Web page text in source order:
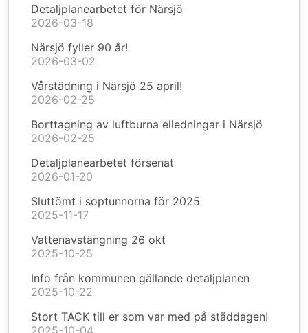
Detaljplanearbetet för Närsjö
2026-03-18
Närsjö fyller 90 år!
2026-03-02
Vårstädning i Närsjö 25 april!
2026-02-25
Borttagning av luftburna elledningar i Närsjö
2026-02-25
Detaljplanearbetet försenat
2026-01-20
Sluttömt i soptunnorna för 2025
2025-11-17
Vattenavstängning 26 okt
2025-10-25
Info från kommunen gällande detaljplanen
2025-10-22
Stort TACK till er som var med på städdagen!
2025-10-04